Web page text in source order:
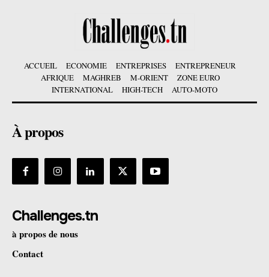
ACCUEIL ECONOMIE ENTREPRISES
ENTREPRENEUR
AFRIQUE
MAGHREB M-ORIENT
ZONE EURO
INTERNATIONAL
HIGH-TECH AUTO-MOTO
À propos
Challenges.tn
à propos de nous
Contact